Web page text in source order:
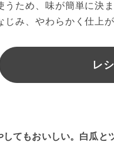
うため、味が簡単に決
じみ、やわらかく仕上が
レ
してもおいしい。白瓜と